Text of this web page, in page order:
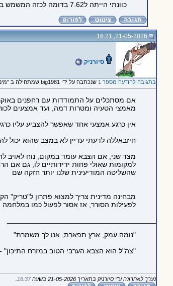
כוונתי הייתה ל7.62 בדומה לכזה המשמש בדלת מסוק ועל גבי האמרים
21-05-2026, 16:21
סיורניק
בתגובה להודעה מספר 1 שנכתבה על ידי big1981 שמתחילה ב "מיניגאן, רחפנים, ושאר ירקות"
אם מסתכלים על התמודדות עם רחפנים
מאמצי הטעיה ומטרות דמה, ועד אמצעים
אין כרגע אמצעי אחד שאפשר להצביע עליו
חיזבאללה לדעתי עדיין לא במצב שהוא יכול
מצד שני, אם הצבא עומד במקום, נוח לאויב
שהשליטה המודיעינית שלנו יותר חזקה שם
מבחינה מדינית צריך למצוא פתרון ל"טריק"
לפעילות הסורר, אז אסור לפעול כמו
"נומה עמק, ארץ תפארת, אנו לך משמרת"
"צה"ל הוא הצבא הערבי הטוב במזרח התיכון" -
נערך לאחרונה ע"י סיורניק בתאריך 21-05-2026 בשעה 16:37